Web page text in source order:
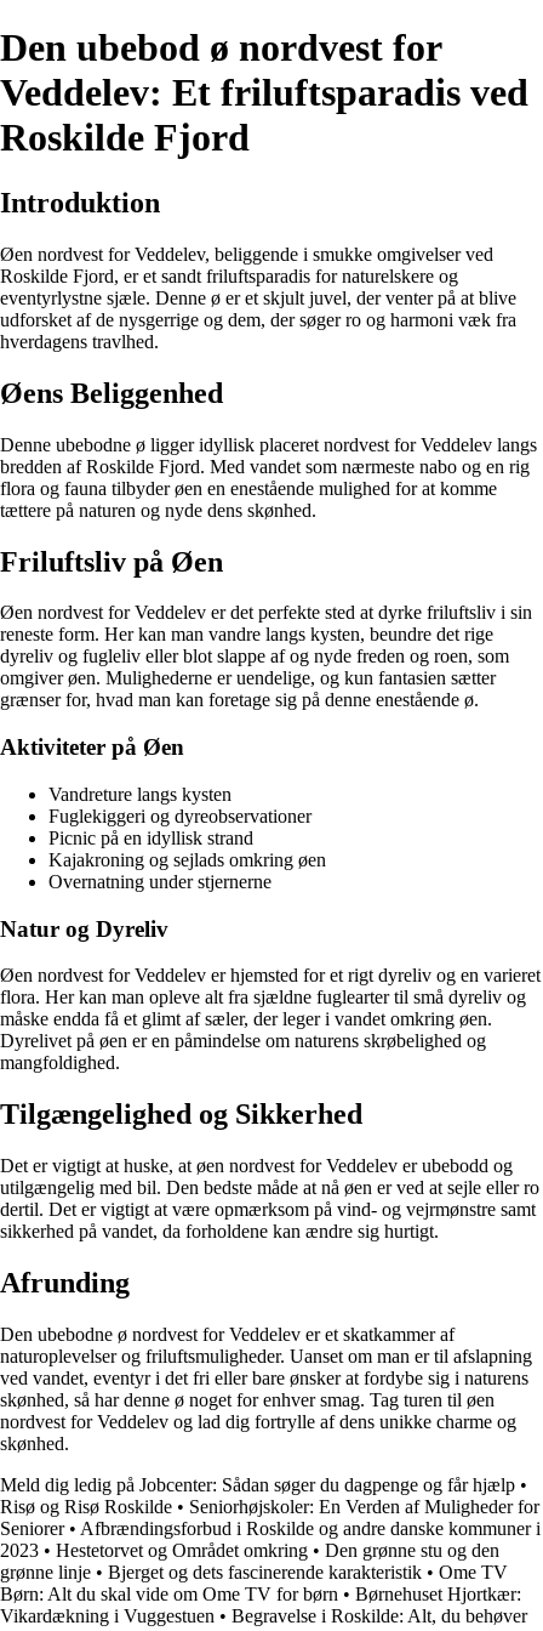
Den ubebod ø nordvest for
Veddelev: Et friluftsparadis ved
Roskilde Fjord
Introduktion
Øen nordvest for Veddelev, beliggende i smukke omgivelser ved
Roskilde Fjord, er et sandt friluftsparadis for naturelskere og
eventyrlystne sjæle. Denne ø er et skjult juvel, der venter på at blive
udforsket af de nysgerrige og dem, der søger ro og harmoni væk fra
hverdagens travlhed.
Øens Beliggenhed
Denne ubebodne ø ligger idyllisk placeret nordvest for Veddelev langs
bredden af Roskilde Fjord. Med vandet som nærmeste nabo og en rig
flora og fauna tilbyder øen en enestående mulighed for at komme
tættere på naturen og nyde dens skønhed.
Friluftsliv på Øen
Øen nordvest for Veddelev er det perfekte sted at dyrke friluftsliv i sin
reneste form. Her kan man vandre langs kysten, beundre det rige
dyreliv og fugleliv eller blot slappe af og nyde freden og roen, som
omgiver øen. Mulighederne er uendelige, og kun fantasien sætter
grænser for, hvad man kan foretage sig på denne enestående ø.
Aktiviteter på Øen
Vandreture langs kysten
Fuglekiggeri og dyreobservationer
Picnic på en idyllisk strand
Kajakroning og sejlads omkring øen
Overnatning under stjernerne
Natur og Dyreliv
Øen nordvest for Veddelev er hjemsted for et rigt dyreliv og en varieret
flora. Her kan man opleve alt fra sjældne fuglearter til små dyreliv og
måske endda få et glimt af sæler, der leger i vandet omkring øen.
Dyrelivet på øen er en påmindelse om naturens skrøbelighed og
mangfoldighed.
Tilgængelighed og Sikkerhed
Det er vigtigt at huske, at øen nordvest for Veddelev er ubebodd og
utilgængelig med bil. Den bedste måde at nå øen er ved at sejle eller ro
dertil. Det er vigtigt at være opmærksom på vind- og vejrmønstre samt
sikkerhed på vandet, da forholdene kan ændre sig hurtigt.
Afrunding
Den ubebodne ø nordvest for Veddelev er et skatkammer af
naturoplevelser og friluftsmuligheder. Uanset om man er til afslapning
ved vandet, eventyr i det fri eller bare ønsker at fordybe sig i naturens
skønhed, så har denne ø noget for enhver smag. Tag turen til øen
nordvest for Veddelev og lad dig fortrylle af dens unikke charme og
skønhed.
Meld dig ledig på Jobcenter: Sådan søger du dagpenge og får hjælp •
Risø og Risø Roskilde • Seniorhøjskoler: En Verden af Muligheder for
Seniorer• Afbrændingsforbud i Roskilde og andre danske kommuner i
2023 • Hestetorvet og Området omkring • Den grønne stu og den
grønne linje • Bjerget og dets fascinerende karakteristik • Ome TV
Børn: Alt du skal vide om Ome TV for børn • Børnehuset Hjortkær:
Vikardækning i Vuggestuen • Begravelse i Roskilde: Alt, du behøver